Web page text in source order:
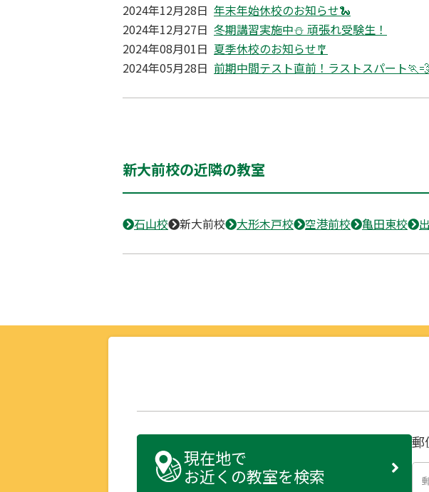
2024年12月28日 年末年始休校のお知らせ🐍
2024年12月27日 冬期講習実施中⛄ 頑張れ受験生！
2024年08月01日 夏季休校のお知らせ🎐
2024年05月28日 前期中間テスト直前！ラストスパート
新大前校の近隣の教室
石山校 新大前校 大形木戸校 空港前校 亀田東校
現在地で
お近くの教室を検索
郵